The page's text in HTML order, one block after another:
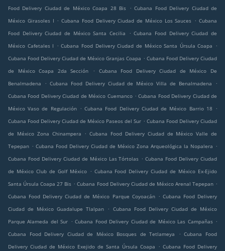
Food Delivery Ciudad de México Coapa 28 Bis
. Cubana Food Delivery Ciudad de
México Girasoles I . Cubana Food Delivery Ciudad de México Los Sauces . Cubana
Food Delivery Ciudad de México Santa Cecilia
. Cubana Food Delivery Ciudad de
México Cafetales I
. Cubana Food Delivery Ciudad de México Santa Úrsula Coapa
.
Cubana Food Delivery Ciudad de México Granjas Coapa . Cubana Food Delivery Ciudad
de México Coapa 2da Sección
.
Cubana Food Delivery Ciudad de México De
Benalmadena
. Cubana Food Delivery Ciudad de México Villa de Benalmadena
.
Cubana Food Delivery Ciudad de México Cuemanco . Cubana Food Delivery Ciudad de
México Vaso de Regulación . Cubana Food Delivery Ciudad de México Barrio 18
.
Cubana Food Delivery Ciudad de México Paseos del Sur . Cubana Food Delivery Ciudad
de México Zona Chinampera
. Cubana Food Delivery Ciudad de México Valle de
Tepepan . Cubana Food Delivery Ciudad de México Zona Arqueológica la Nopalera .
Cubana Food Delivery Ciudad de México Las Tórtolas . Cubana Food Delivery Ciudad
de México Club de Golf México . Cubana Food Delivery Ciudad de México Ex-Ejido
Santa Úrsula Coapa 27 Bis . Cubana Food Delivery Ciudad de México Arenal Tepepan .
Cubana Food Delivery Ciudad de México Parque Coyoacán . Cubana Food Delivery
Ciudad de México Guadalupe Tlalpan
. Cubana Food Delivery Ciudad de México
Parque Alameda del Sur . Cubana Food Delivery Ciudad de México Las Campañas .
Cubana Food Delivery Ciudad de México Bosques de Tetlameya
. Cubana Food
Delivery Ciudad de México Exejido de Santa Úrsula Coapa
. Cubana Food Delivery